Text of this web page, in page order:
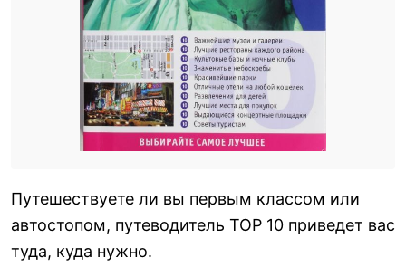
Путешествуете ли вы первым классом или
автостопом, путеводитель ТОР 10 приведет вас
туда, куда нужно.